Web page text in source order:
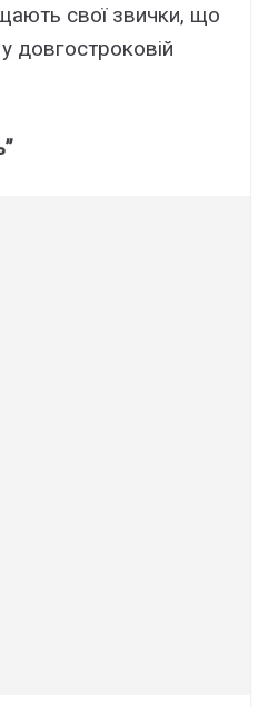
свої звички, що
довгостроковій